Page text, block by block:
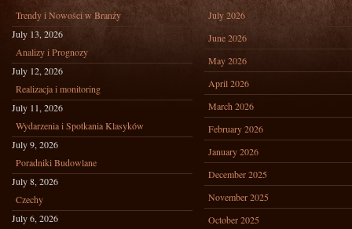
Trendy i Nowości w Branży
July 13, 2026
Analizy i Prognozy
July 12, 2026
Realizacja i monitoring
July 11, 2026
Wydarzenia i Spotkania Klasyków
July 9, 2026
Poradniki Budowlane
July 8, 2026
Czechy
July 6, 2026
July 2026
June 2026
May 2026
April 2026
March 2026
February 2026
January 2026
December 2025
November 2025
October 2025